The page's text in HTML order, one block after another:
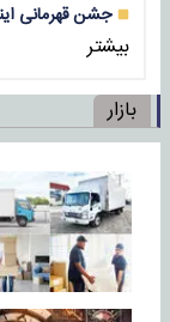
جشن قهرمانی
بیشتر
بازار